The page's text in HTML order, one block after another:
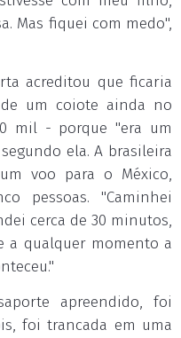
Mas fiquei com medo",
acreditou que ficaria
um coiote ainda no
mil - porque "era um
ela. A brasileira
voo para o México,
pessoas. "Caminhei
cerca de 30 minutos,
a qualquer momento a
apreendido, foi
foi trancada em uma